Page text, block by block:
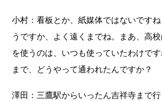
小村：看板とか、紙媒体ではないです
うですか、よく遠くまでね。まあ、高
を使うのは、いつも使っていたわけで
まで、どうやって通われたんですか？
澤田：三鷹駅からいったん吉祥寺まで